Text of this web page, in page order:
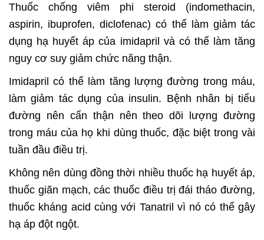
Thuốc chống viêm phi steroid (indomethacin,
aspirin, ibuprofen, diclofenac) có thể làm giảm tác
dụng hạ huyết áp của imidapril và có thể làm tăng
nguy cơ suy giảm chức năng thận.
Imidapril có thể làm tăng lượng đường trong máu,
làm giảm tác dụng của insulin. Bệnh nhân bị tiểu
đường nên cẩn thận nên theo dõi lượng đường
trong máu của họ khi dùng thuốc, đặc biệt trong vài
tuần đầu điều trị.
Không nên dùng đồng thời nhiều thuốc hạ huyết áp,
thuốc giãn mạch, các thuốc điều trị đái tháo đường,
thuốc kháng acid cùng với Tanatril vì nó có thể gây
hạ áp đột ngột.